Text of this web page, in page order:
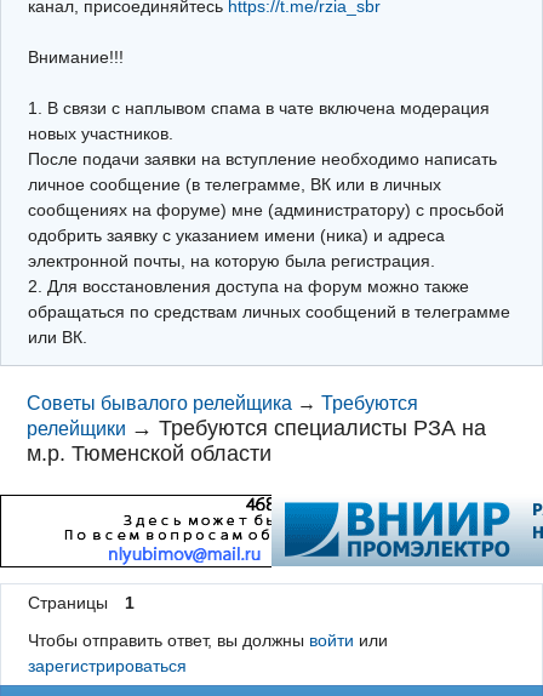
Архив
Почта
Поиск релейщика
Видео РЗиА
Фотохостинг
Телеграм
канал, присоединяйтесь https://t.me/rzia_sbr
Внимание!!!
1. В связи с наплывом спама в чате включена модерация
новых участников.
После подачи заявки на вступление необходимо написать
личное сообщение (в телеграмме, ВК или в личных
сообщениях на форуме) мне (администратору) с просьбой
одобрить заявку с указанием имени (ника) и адреса
электронной почты, на которую была регистрация.
2. Для восстановления доступа на форум можно также
обращаться по средствам личных сообщений в телеграмме
или ВК.
Советы бывалого релейщика →Требуются
релейщики →Требуются специалисты РЗА на
м.р. Тюменской области
Страницы
1
Чтобы отправить ответ, вы должны войти или
зарегистрироваться